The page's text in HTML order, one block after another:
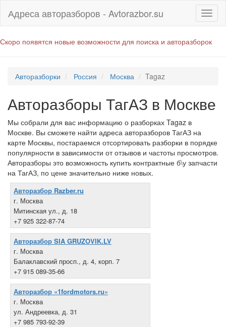
Адреса авторазборов - Avtorazbor.su
Скоро появятся новые возможности для поиска и авторазборок
Авторазборки Россия Москва Tagaz
Авторазборы ТагАЗ в Москве
Мы собрали для вас информацию о разборках Tagaz в
Москве. Вы сможете найти адреса авторазборов ТагАЗ на
карте Москвы, постараемся отсортировать разборки в порядке
популярности в зависимости от отзывов и частоты просмотров.
Авторазборы это возможность купить контрактные б\у запчасти
на ТагАЗ, по цене значительно ниже новых.
Авторазбор Razber.ru
г. Москва
Митинская ул., д. 18
+7 925 322-87-74
Авторазбор SIA GRUZOVIK.LV
г. Москва
Балаклавский просп., д. 4, корп. 7
+7 915 089-35-66
Авторазбор «1fordmotors.ru»
г. Москва
ул. Андреевка, д. 31
+7 985 793-92-39